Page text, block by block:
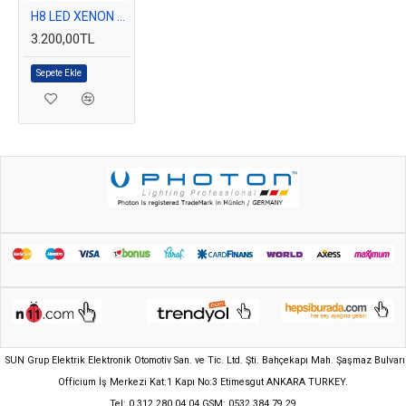
YÜKSEK IŞIK KALİTESİ 6000 Kelvin TAM BEYAZ RENK AYDINLATMA
TAKINIZ O KADAR
KISA TEPKİME SÜRESİ NEDENİYLE UZUN FARLARDA BI-XENON
EFEKT VERİR, SELEKTÖR YAPTIĞINIZDA ŞİMŞEK GİBİ ÇAKAR.
kullanılır. Orjinal sarı halojen ampul sökülür, yerine beyaz led ampul
GÜÇLÜ CANBUS ÖZELLİĞİ İLE BİR ÇOK YENİ NESİL ARAÇTA ARIZA
Bazı üst donanım araçlarda LED ampul takınca uyarı verebilir. Bu
durum araç özelliği ile ilgili olup, ek modüller veya yazılım
3.200,00TL
Sepete Ekle
SUN Grup Elektrik Elektronik Otomotiv San. ve Tic. Ltd. Şti. Bahçekapı Mah. Şaşmaz Bulvarı
Officium İş Merkezi Kat:1 Kapı No:3 Etimesgut ANKARA TURKEY.